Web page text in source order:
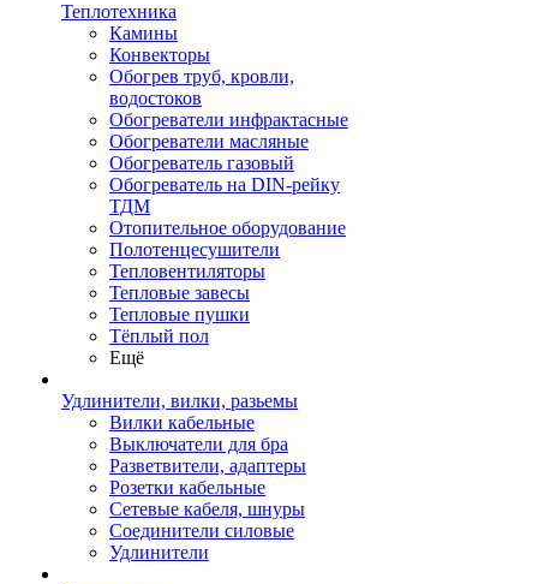
Теплотехника
Камины
Конвекторы
Обогрев труб, кровли,
водостоков
Обогреватели инфрактасные
Обогреватели масляные
Обогреватель газовый
Обогреватель на DIN-рейку
ТДМ
Отопительное оборудование
Полотенцесушители
Тепловентиляторы
Тепловые завесы
Тепловые пушки
Тёплый пол
Ещё
Удлинители, вилки, разьемы
Вилки кабельные
Выключатели для бра
Разветвители, адаптеры
Розетки кабельные
Сетевые кабеля, шнуры
Соединители силовые
Удлинители